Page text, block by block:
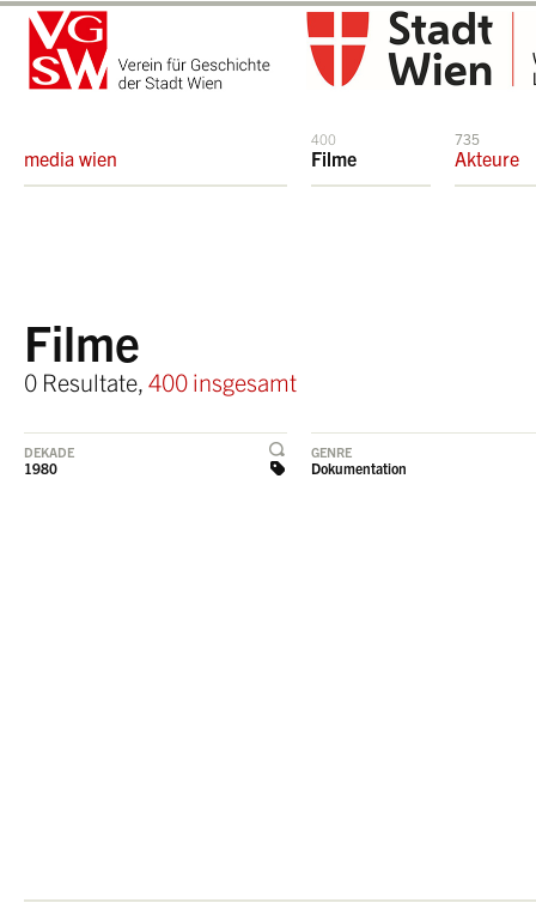
media wien
400
Filme
735
Akteure
Filme
0 Resultate, 400 insgesamt
DEKADE
1980
GENRE
Dokumentation